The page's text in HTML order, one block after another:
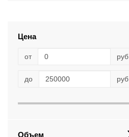
Цена
от руб
до руб
Объем